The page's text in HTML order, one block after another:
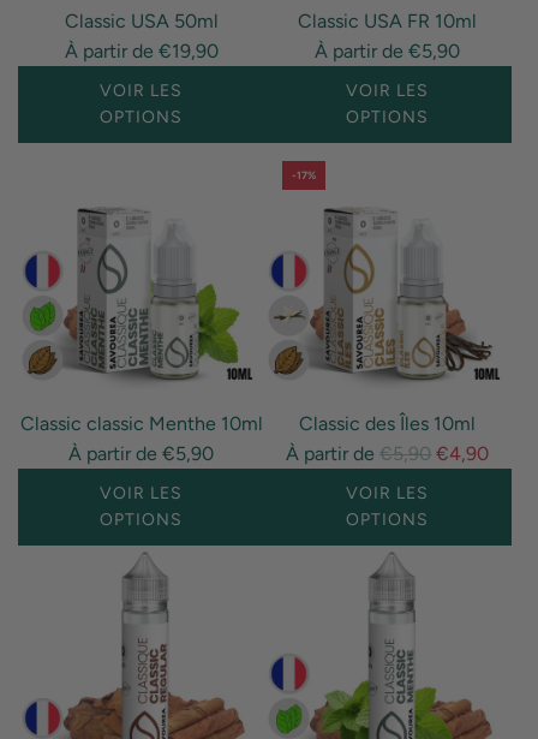
Classic USA 50ml
À partir de €19,90
VOIR LES
OPTIONS
Classic USA FR 10ml
À partir de €5,90
VOIR LES
OPTIONS
Classic classic Menthe 10ml
À partir de €5,90
VOIR LES
OPTIONS
-17%
Classic des Îles 10ml
À partir de P
r
i
x
r
é
u
i
€5,90 €4,90
VOIR LES
OPTIONS